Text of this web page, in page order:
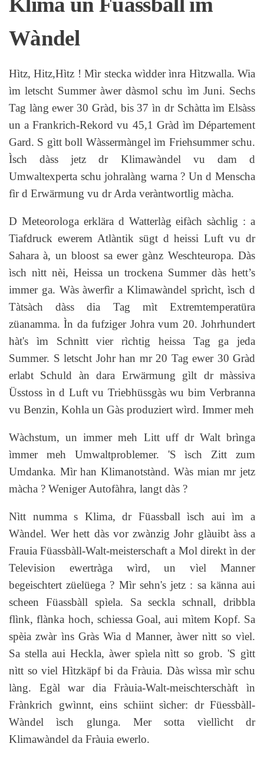
Wàndel
Hìtz, Hitz,Hìtz ! Mìr stecka wìdder ìnra Hìtzwalla. Wia
ìm letscht Summer àwer dàsmol schu ìm Juni. Sechs
Tag làng ewer 30 Gràd, bis 37 ìn dr Schàtta ìm Elsàss
un a Frankrich-Rekord vu 45,1 Gràd ìm Département
Gard. S gìtt boll Wàssermàngel ìm Friehsummer schu.
Ìsch dàss jetz dr Klimawàndel vu dam d
Umwaltexperta schu johralàng warna ? Un d Menscha
fìr d Erwärmung vu dr Arda veràntwortlig màcha.
D Meteorologa erklära d Watterlàg eifàch sàchlig : a
Tiafdruck ewerem Atlàntik sügt d heissi Luft vu dr
Sahara à, un bloost sa ewer gànz Weschteuropa. Dàs
ìsch nìtt nèi, Heissa un trockena Summer dàs hett’s
immer ga. Wàs àwerfìr a Klimawàndel sprìcht, ìsch d
Tàtsàch dàss dia Tag mìt Extremtemperatüra
züanamma. Ìn da fufziger Johra vum 20. Johrhundert
hàt's ìm Schnìtt vier rìchtig heissa Tag ga jeda
Summer. S letscht Johr han mr 20 Tag ewer 30 Gràd
erlabt Schuld àn dara Erwärmung gìlt dr màssiva
Üsstoss ìn d Luft vu Triebhüssgàs wu bim Verbranna
vu Benzin, Kohla un Gàs produziert wìrd. Immer meh
Wàchstum, un immer meh Litt uff dr Walt brìnga
ìmmer meh Umwaltproblemer. 'S ìsch Zitt zum
Umdanka. Mìr han Klimanotstànd. Wàs mian mr jetz
màcha ? Weniger Autofàhra, langt dàs ?
Nìtt numma s Klima, dr Füassball ìsch aui ìm a
Wàndel. Wer hett dàs vor zwànzig Johr glàuibt àss a
Frauia Füassbàll-Walt-meisterschaft a Mol direkt ìn der
Television ewertràga wìrd, un vìel Manner
begeischtert züelüega ? Mìr sehn's jetz : sa känna aui
scheen Füassbàll spìela. Sa seckla schnall, dribbla
flìnk, flànka hoch, schiessa Goal, aui mìtem Kopf. Sa
spèia zwàr ìns Gràs Wia d Manner, àwer nìtt so vìel.
Sa stella aui Heckla, àwer spìela nìtt so grob. 'S gìtt
nìtt so viel Hìtzkäpf bi da Fràuia. Dàs wìssa mìr schu
làng. Egàl war dia Fràuia-Walt-meischterschàft ìn
Frànkrich gwìnnt, eins schiint sìcher: dr Füessbàll-
Wàndel ìsch glunga. Mer sotta vìellìcht dr
Klimawàndel da Fràuia ewerlo.